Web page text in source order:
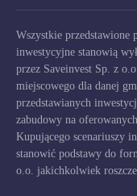
Wszystkie przedstawione
inwestycyjne stanowią
przez Saveinvest Sp. z
miejscowego dla danej
przedstawianych
zabudowy na
Kupującego scenariuszy
stanowić podstawy do
o.o. jakichkolwiek